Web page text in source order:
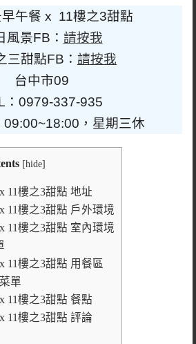
早午餐 x 11樓之3甜點
風景FB： 請按我
三甜點FB： 請按我
台中市09
：0979-337-935
09:00~18:00，星期三休
[hide]
11樓之3甜點 地址
11樓之3甜點 戶外環境
11樓之3甜點 室內環境
11樓之3甜點 用餐區
單
11樓之3甜點 餐點
11樓之3甜點 評論